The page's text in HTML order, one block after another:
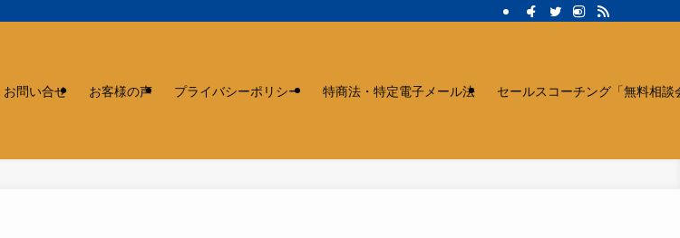
お問い合せ お客様の声 プライバシーポリシー 特商法・特定電子メール法 セールスコーチング「無料相談